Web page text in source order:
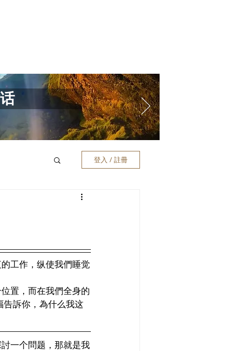
登入 / 註冊
工作，纵使我們睡觉
置，而在我們全身的
告訴你，為什么我这
一个問题，那就是我